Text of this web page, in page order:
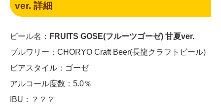
ver. 詳細
ビール名： FRUITS GOSE(フルーツゴーゼ) 甘夏ver.
ブルワリー：CHORYO Craft Beer(長龍クラフトビール)
ビアスタイル：ゴーゼ
アルコール度数：5.0％
IBU：？？？